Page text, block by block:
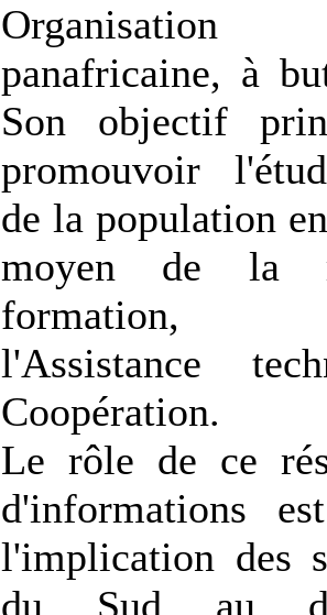
Organisation
panafricaine, à
Son objectif
promouvoir
de la population
moyen de la
formation,
l'Assistance
Coopération.
Le rôle de ce
d'informations
l'implication des
du Sud au